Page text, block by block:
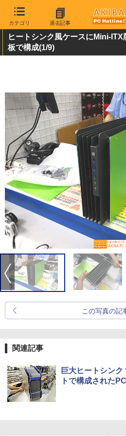
カテゴリ 過去記事
ヒートシンク風ケースにMini-ITX
板で構成(1/9)
この写真の記
関連記事
巨大ヒートシン
トで構成された